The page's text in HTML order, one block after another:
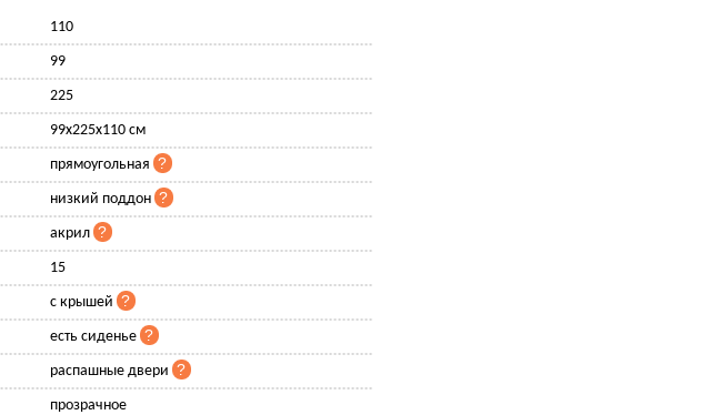
110
99
225
99x225x110 см
прямоугольная
низкий поддон
акрил
15
с крышей
есть сиденье
распашные двери
прозрачное